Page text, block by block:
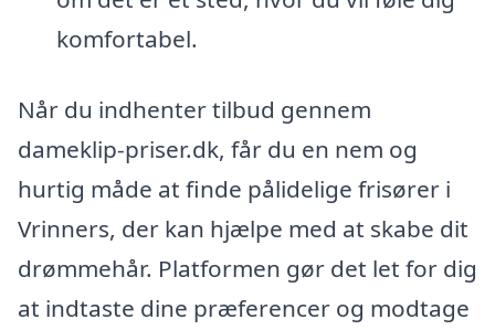
komfortabel.
Når du indhenter tilbud gennem
dameklip-priser.dk, får du en nem og
hurtig måde at finde pålidelige frisører i
Vrinners, der kan hjælpe med at skabe dit
drømmehår. Platformen gør det let for dig
at indtaste dine præferencer og modtage